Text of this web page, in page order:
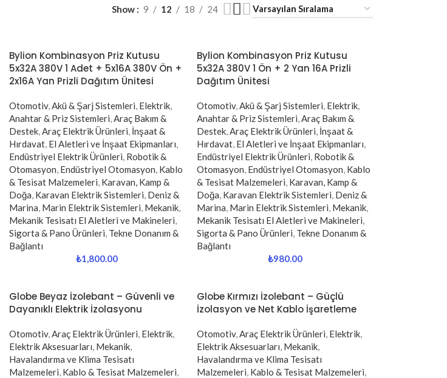
Show 9 12 18 24
Bylion Kombinasyon Priz Kutusu
5x32A 380V 1 Adet + 5x16A 380V Ön +
2x16A Yan Prizli Dağıtım Ünitesi
Otomotiv,Akü & Şarj Sistemleri, Elektrik,
Anahtar & Priz Sistemleri,Araç Bakım &
Destek,Araç Elektrik Ürünleri, İnşaat &
Hırdavat, El Aletleri ve İnşaat Ekipmanları,
Endüstriyel Elektrik Ürünleri, Robotik &
Otomasyon, Endüstriyel Otomasyon, Kablo
& Tesisat Malzemeleri, Karavan, Kamp &
Doğa, Karavan Elektrik Sistemleri, Deniz &
Marina, Marin Elektrik Sistemleri, Mekanik,
Mekanik Tesisatı El Aletleri ve Makineleri,
Sigorta & Pano Ürünleri, Tekne Donanım &
Bağlantı
₺1,800.00
Bylion Kombinasyon Priz Kutusu
5x32A 380V 1 Ön + 2 Yan 16A Prizli
Dağıtım Ünitesi
Otomotiv,Akü & Şarj Sistemleri, Elektrik,
Anahtar & Priz Sistemleri,Araç Bakım &
Destek,Araç Elektrik Ürünleri, İnşaat &
Hırdavat, El Aletleri ve İnşaat Ekipmanları,
Endüstriyel Elektrik Ürünleri, Robotik &
Otomasyon, Endüstriyel Otomasyon, Kablo
& Tesisat Malzemeleri, Karavan, Kamp &
Doğa, Karavan Elektrik Sistemleri, Deniz &
Marina, Marin Elektrik Sistemleri, Mekanik,
Mekanik Tesisatı El Aletleri ve Makineleri,
Sigorta & Pano Ürünleri, Tekne Donanım &
Bağlantı
₺980.00
Globe Beyaz İzolebant – Güvenli ve
Dayanıklı Elektrik İzolasyonu
Otomotiv,Araç Elektrik Ürünleri, Elektrik,
Elektrik Aksesuarları, Mekanik,
Havalandırma ve Klima Tesisatı
Malzemeleri, Kablo & Tesisat Malzemeleri,
Globe Kırmızı İzolebant – Güçlü
İzolasyon ve Net Kablo İşaretleme
Otomotiv,Araç Elektrik Ürünleri, Elektrik,
Elektrik Aksesuarları, Mekanik,
Havalandırma ve Klima Tesisatı
Malzemeleri, Kablo & Tesisat Malzemeleri,